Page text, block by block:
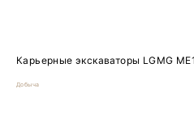
Карьерные экскаваторы LGMG
Добыча